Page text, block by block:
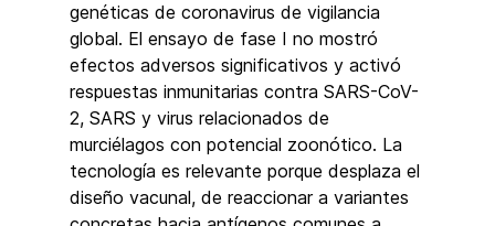
genéticas de coronavirus de vigilancia
global. El ensayo de fase I no mostró
efectos adversos significativos y activó
respuestas inmunitarias contra SARS-CoV-
2, SARS y virus relacionados de
murciélagos con potencial zoonótico. La
tecnología es relevante porque desplaza el
diseño vacunal, de reaccionar a variantes